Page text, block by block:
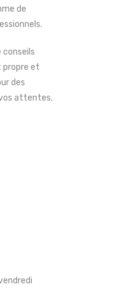
de
conseils
propre et
des
attentes.